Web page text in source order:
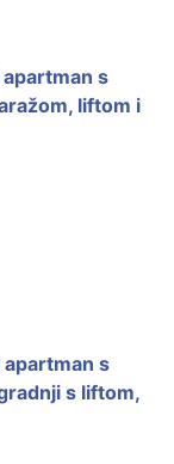
s
liftom i
s
s liftom,